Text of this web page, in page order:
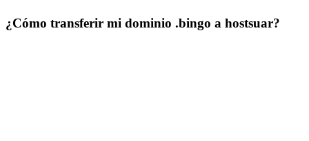
¿Cómo transferir mi dominio .bingo a hostsuar?